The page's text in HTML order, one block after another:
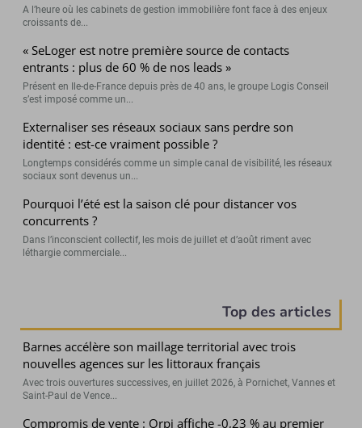
A l’heure où les cabinets de gestion immobilière font face à des enjeux
croissants de...
« SeLoger est notre première source de contacts
entrants : plus de 60 % de nos leads »
Présent en Ile-de-France depuis près de 40 ans, le groupe Logis Conseil
s’est imposé comme un...
Externaliser ses réseaux sociaux sans perdre son
identité : est-ce vraiment possible ?
Longtemps considérés comme un simple canal de visibilité, les réseaux
sociaux sont devenus un...
Pourquoi l’été est la saison clé pour distancer vos
concurrents ?
Dans l’inconscient collectif, les mois de juillet et d’août riment avec
léthargie commerciale...
Top des articles
Barnes accélère son maillage territorial avec trois
nouvelles agences sur les littoraux français
Avec trois ouvertures successives, en juillet 2026, à Pornichet, Vannes et
Saint-Paul de Vence...
Compromis de vente : Orpi affiche -0,23 % au premier